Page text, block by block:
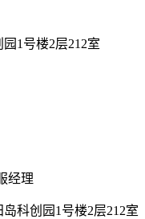
1号楼2层212室
经理
科创园1号楼2层212室